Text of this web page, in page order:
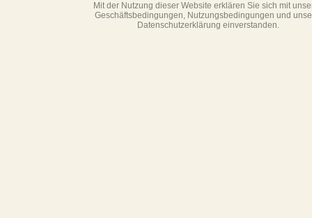
Mit der Nutzung dieser Website erklären Sie sich mit
Geschäftsbedin­gungen, Nutzungsbedingungen und
Datenschutzerklärung einverstanden.